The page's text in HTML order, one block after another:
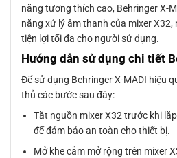
năng tương thích cao, Behringer X-
năng xử lý âm thanh của mixer
tiện lợi tối đa cho người sử dụng.
Hướng dẫn sử dụng chi tiết
Để sử dụng Behringer X-MADI hiệu
thủ các bước sau đây:
Tắt nguồn mixer X32 trước khi
để đảm bảo an toàn cho thiết bị.
Mở khe cắm mở rộng trên mixer